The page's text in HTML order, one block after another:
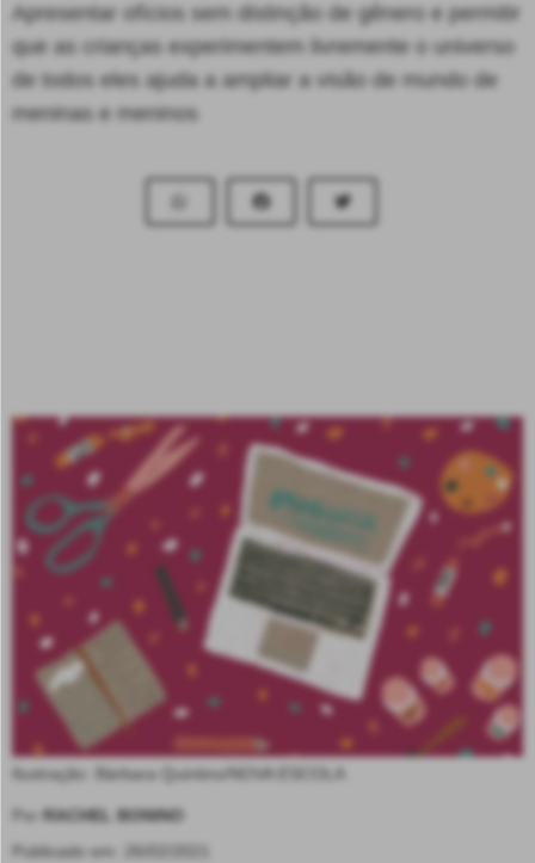
Apresentar ofícios sem distinção de gênero e permitir
que as crianças experimentem livremente o universo
de todos eles ajuda a ampliar a visão de mundo de
meninas e meninos
Ilustração: Bárbara Quintino/NOVA ESCOLA
Por
RACHEL BONINO
Publicado em: 26/02/2021